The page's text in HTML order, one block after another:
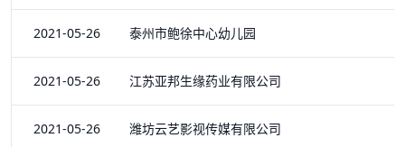
2021-05-26 泰州市鲍徐中心幼儿园
2021-05-26 江苏亚邦生缘药业有限公司
2021-05-26 潍坊云艺影视传媒有限公司